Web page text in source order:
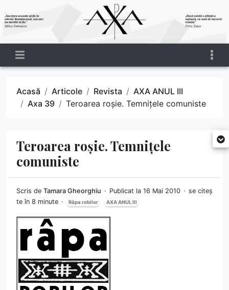
Acasă Articole Revista
AXA ANUL III
Axa 39
Teroarea roșie. Temnițele comuniste
Teroarea roșie. Temnițele
comuniste
Scris de Tamara Gheorghiu Publicat la 16 Mai 2010
se citeș
te în 8 minute
Râpa robilor AXA ANUL III